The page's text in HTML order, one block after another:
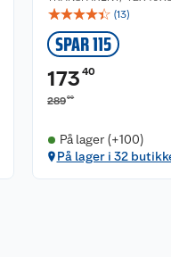
☆☆☆☆☆ (13)
SPAR 115
173 40
28900
På lager (+100)
På lager i 32